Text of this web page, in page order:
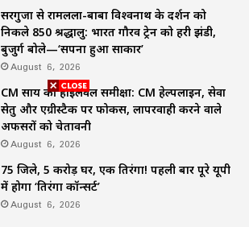
सरगुजा से रामलला-बाबा विश्वनाथ के दर्शन को
निकले 850 श्रद्धालु: भारत गौरव ट्रेन को हरी झंडी,
बुजुर्ग बोले—‘सपना हुआ साकार’
August 6, 2026
CM साय की हाईलेवल समीक्षा: CM हेल्पलाइन, सेवा
सेतु और एग्रीस्टैक पर फोकस, लापरवाही करने वाले
अफसरों को चेतावनी
August 6, 2026
75 जिले, 5 करोड़ घर, एक तिरंगा! पहली बार पूरे यूपी
में होगा ‘तिरंगा कॉन्सर्ट’
August 6, 2026